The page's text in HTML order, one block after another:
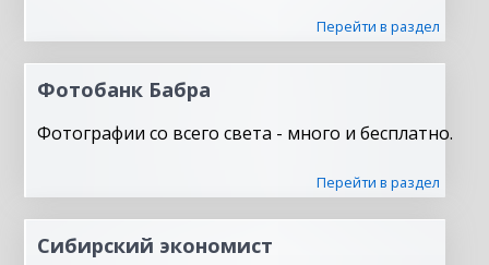
Перейти в раздел
Фотобанк Бабра
Фотографии со всего света - много и бесплатно.
Перейти в раздел
Сибирский экономист